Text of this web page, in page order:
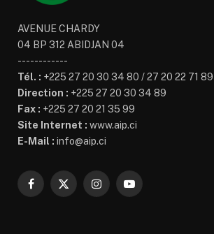
AVENUE CHARDY
04 BP 312 ABIDJAN 04
------------
Tél. : +225 27 20 30 34 80 / 27 20 22 71 89
Direction : +225 27 20 30 34 89
Fax : +225 27 20 21 35 99
Site Internet : www.aip.ci
E-Mail : info@aip.ci
Facebook
X
InstagramYouTube